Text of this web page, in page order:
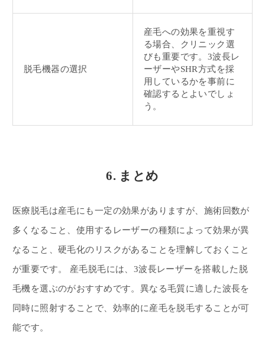
脱毛機器の選択
産毛への効果を重視す
る場合、クリニック選
びも重要です。3波長レ
ーザーやSHR方式を採
用しているかを事前に
確認するとよいでしょ
う。
6. まとめ
医療脱毛は産毛にも一定の効果がありますが、施術回数が
多くなること、使用するレーザーの種類によって効果が異
なること、硬毛化のリスクがあることを理解しておくこと
が重要です。 産毛脱毛には、3波長レーザーを搭載した脱
毛機を選ぶのがおすすめです。異なる毛質に適した波長を
同時に照射することで、効率的に産毛を脱毛することが可
能です。